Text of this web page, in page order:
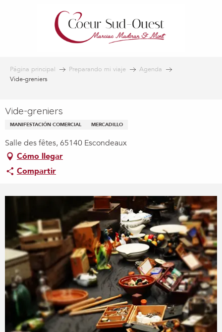
Página principal Preparando mi viaje
Agenda
Vide-greniers
Vide-greniers
MANIFESTACIÓN COMERCIAL MERCADILLO
Salle des fêtes, 65140 Escondeaux
Cómo llegar
Compartir